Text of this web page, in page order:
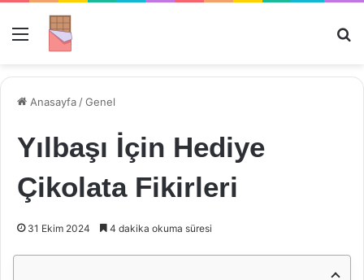
Menü
Anasayfa /Genel
Yılbaşı İçin Hediye
Çikolata Fikirleri
31 Ekim 2024 4 dakika okuma süresi